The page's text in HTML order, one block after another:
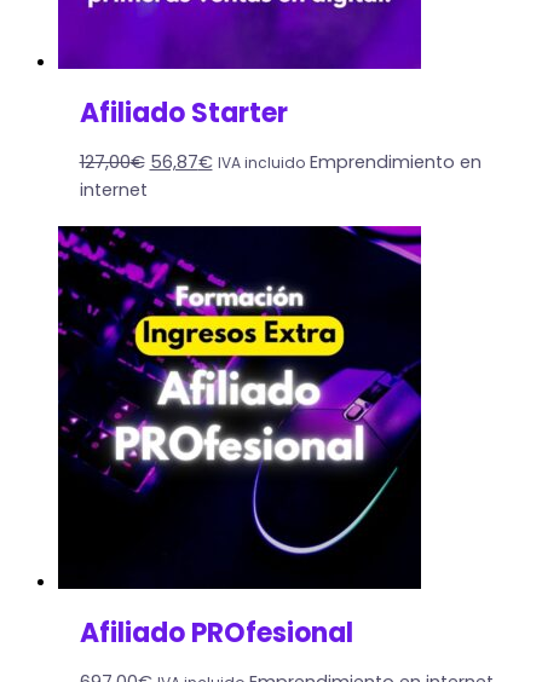
Afiliado Starter
127,00€ 56,87€ IVA incluido Emprendimiento en
internet
Afiliado PROfesional